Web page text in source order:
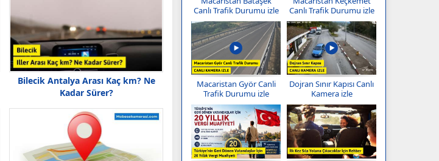
Bilecik Antalya Arası Kaç km? Ne
Kadar Sürer?
Canlı Trafik Durumu izle
Canlı Trafik Durumu izle
Macaristan Györ Canli
Trafik Durumu izle
Dojran Sınır Kapısı Canlı
Kamera izle